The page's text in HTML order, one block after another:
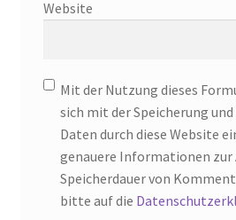
Website
Mit der Nutzung dieses
sich mit der Speicherung
Daten durch diese Website
genauere Informationen zur
Speicherdauer von
bitte auf die